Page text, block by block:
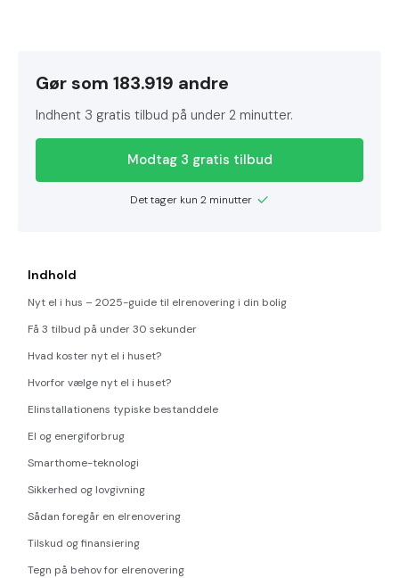
Gør som 183.919 andre
Indhent 3 gratis tilbud på under 2 minutter.
Modtag 3 gratis tilbud
Det tager kun 2 minutter
Indhold
Nyt el i hus – 2025-guide til elrenovering i din bolig
Få 3 tilbud på under 30 sekunder
Hvad koster nyt el i huset?
Hvorfor vælge nyt el i huset?
Elinstallationens typiske bestanddele
El og energiforbrug
Smarthome-teknologi
Sikkerhed og lovgivning
Sådan foregår en elrenovering
Tilskud og finansiering
Tegn på behov for elrenovering